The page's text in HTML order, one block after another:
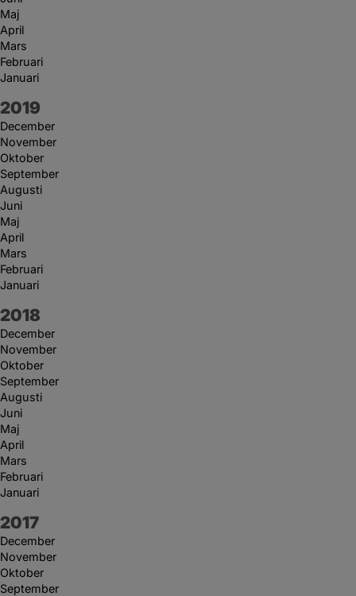
Maj
April
Mars
Februari
Januari
År:
2019
December
November
Oktober
September
Augusti
Juni
Maj
April
Mars
Februari
Januari
År:
2018
December
November
Oktober
September
Augusti
Juni
Maj
April
Mars
Februari
Januari
År:
2017
December
November
Oktober
September